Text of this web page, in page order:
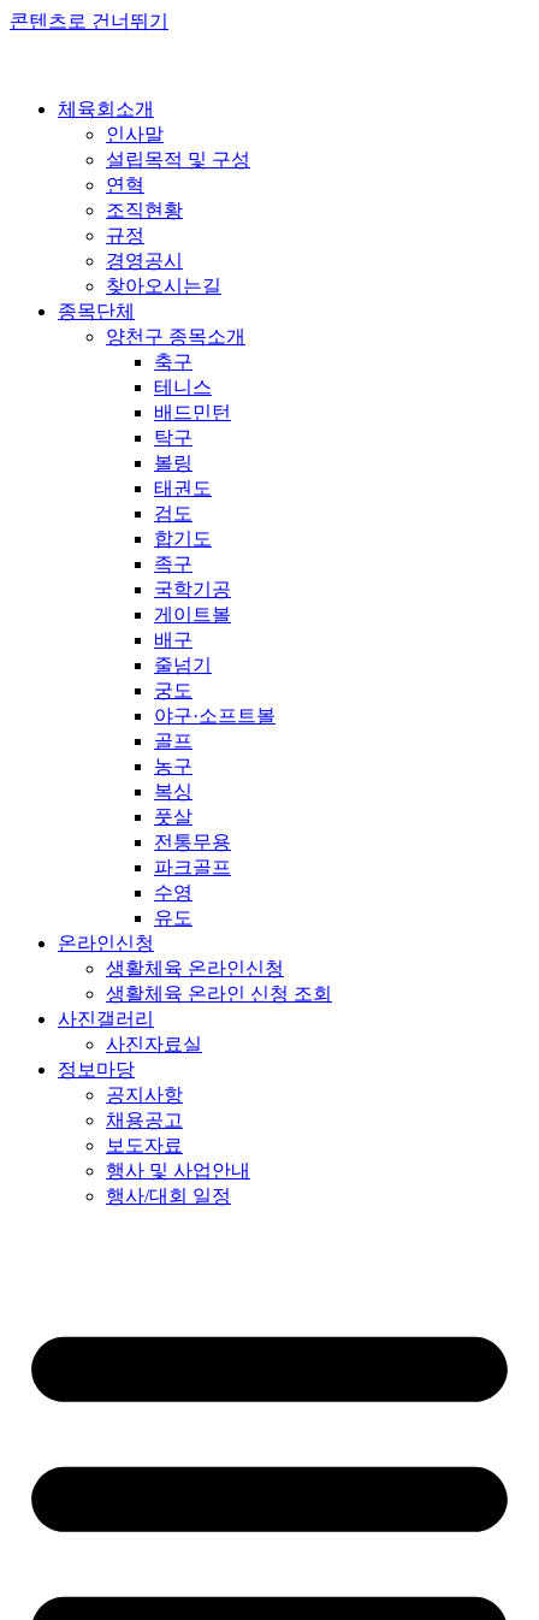
콘텐츠로 건너뛰기
체육회소개
인사말
설립목적 및 구성
연혁
조직현황
규정
경영공시
찾아오시는길
종목단체
양천구 종목소개
축구
테니스
배드민턴
탁구
볼링
태권도
검도
합기도
족구
국학기공
게이트볼
배구
줄넘기
궁도
야구·소프트볼
골프
농구
복싱
풋살
전통무용
파크골프
수영
유도
온라인신청
생활체육 온라인신청
생활체육 온라인 신청 조회
사진갤러리
사진자료실
정보마당
공지사항
채용공고
보도자료
행사 및 사업안내
행사/대회 일정